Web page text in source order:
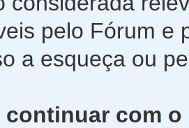
pelo Fórum e
a esqueça ou
continuar com